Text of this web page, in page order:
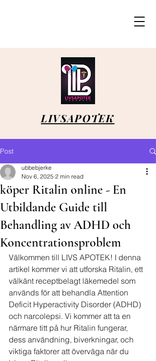
LIVSAPOTEK
Post
köper Ritalin online - En
Utbildande Guide till
Behandling av ADHD och
Koncentrationsproblem
ubbebjerke
Nov 6, 2025 2 min read
Välkommen till LIVS APOTEK! I denna
artikel kommer vi att utforska Ritalin, ett
välkänt receptbelagt läkemedel som
används för att behandla Attention
Deficit Hyperactivity Disorder (ADHD)
och narcolepsi. Vi kommer att ta en
närmare titt på hur Ritalin fungerar,
dess användning, biverkningar, och
viktiga faktorer att överväga när du